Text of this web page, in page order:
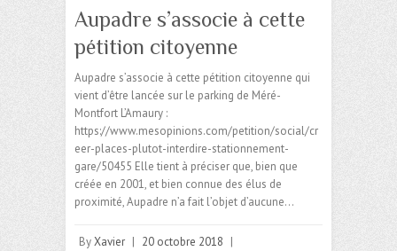
Aupadre s’associe à cette
pétition citoyenne
Aupadre s’associe à cette pétition citoyenne qui
vient d’être lancée sur le parking de Méré-
Montfort L’Amaury :
https://www.mesopinions.com/petition/social/cr
eer-places-plutot-interdire-stationnement-
gare/50455 Elle tient à préciser que, bien que
créée en 2001, et bien connue des élus de
proximité, Aupadre n’a fait l’objet d’aucune…
ByXavier | 20 octobre 2018 |